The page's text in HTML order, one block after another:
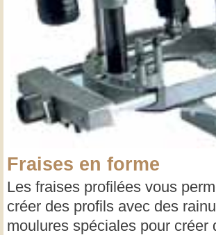
Fraises en forme
Les fraises profilées vous
créer des profils avec des
moulures spéciales pour créer